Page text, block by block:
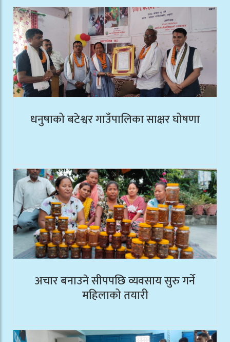
धनुषाको बटेश्वर गाउँपालिका साक्षर घोषणा
अचार बनाउने सीपपछि व्यवसाय सुरु गर्ने
महिलाको तयारी